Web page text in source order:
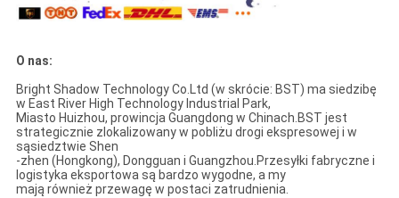
O nas:
Bright Shadow Technology Co.Ltd (w skrócie: BST) ma siedzibę
w East River High Technology Industrial Park,
Miasto Huizhou, prowincja Guangdong w Chinach.BST jest
strategicznie zlokalizowany w pobliżu drogi ekspresowej i w
sąsiedztwie Shen
-zhen (Hongkong), Dongguan i Guangzhou.Przesyłki fabryczne i
logistyka eksportowa są bardzo wygodne, a my
mają również przewagę w postaci zatrudnienia.